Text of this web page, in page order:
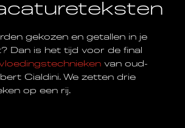
gekozen en getallen in je
Dan is het tijd voor de final
van oud-
Cialdini. We zetten drie
op een rij.